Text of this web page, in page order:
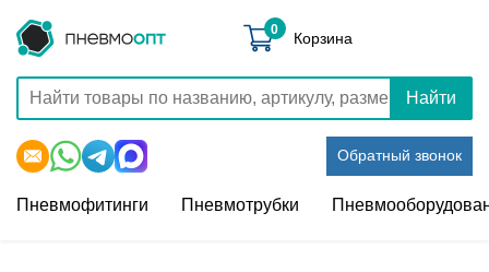
Найти
Обратный звонок
0 Корзина
Пневмофитинги Пневмотрубки